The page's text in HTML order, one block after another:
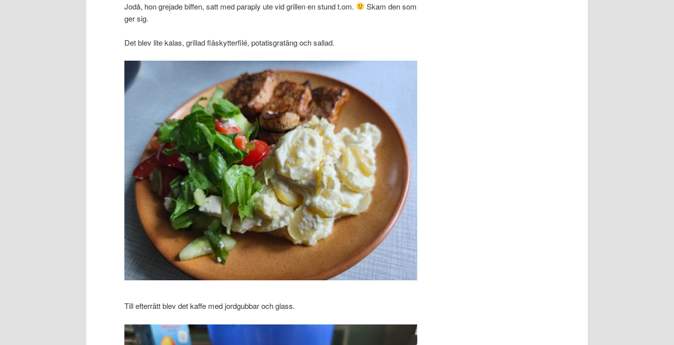
Jodå, hon grejade biffen, satt med paraply ute vid grillen en stund t.om.
Skam den som
ger sig.
Det blev lite kalas, grillad fläskytterfilé, potatisgratäng och sallad.
Till efterrätt blev det kaffe med jordgubbar och glass.